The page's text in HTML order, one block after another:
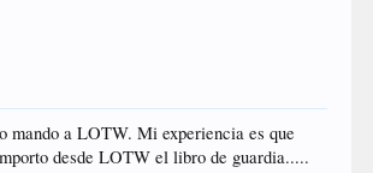
mando a LOTW. Mi experiencia es que
desde LOTW el libro de guardia.....